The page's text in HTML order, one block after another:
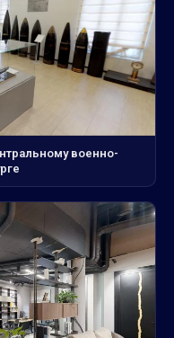
военно-